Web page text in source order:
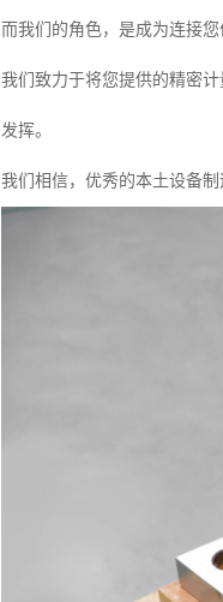
而我们的角色，是成为连接
我们致力于将您提供的精密
发挥。
我们相信，优秀的本土设备